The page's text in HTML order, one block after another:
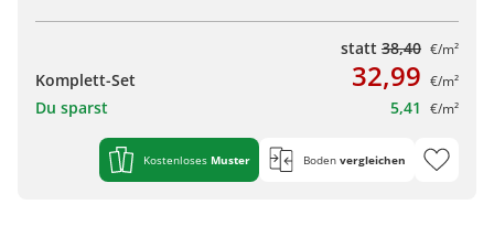
statt 38,40 €/m²
Komplett-Set 32,99 €/m²
Du sparst 5,41 €/m²
Kostenloses Muster Boden vergleichen